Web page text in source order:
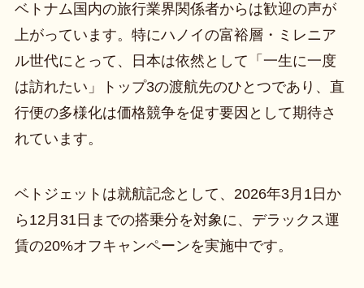
ベトナム国内の旅行業界関係者からは歓迎の声が
上がっています。特にハノイの富裕層・ミレニア
ル世代にとって、日本は依然として「一生に一度
は訪れたい」トップ3の渡航先のひとつであり、直
行便の多様化は価格競争を促す要因として期待さ
れています。
ベトジェットは就航記念として、2026年3月1日か
ら12月31日までの搭乗分を対象に、デラックス運
賃の20%オフキャンペーンを実施中です。